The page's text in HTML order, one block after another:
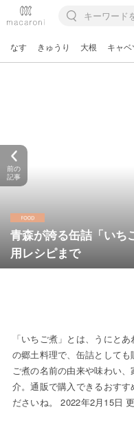
なす きゅうり 大根 キャベ
青森が誇る缶詰「いち
用レシピまで
前の
記事
「いちご煮」とは、うにと
の郷土料理で、缶詰として
ご煮の名前の由来や味わい
介。通販で購入できるおす
ださいね。 2022年2月15日